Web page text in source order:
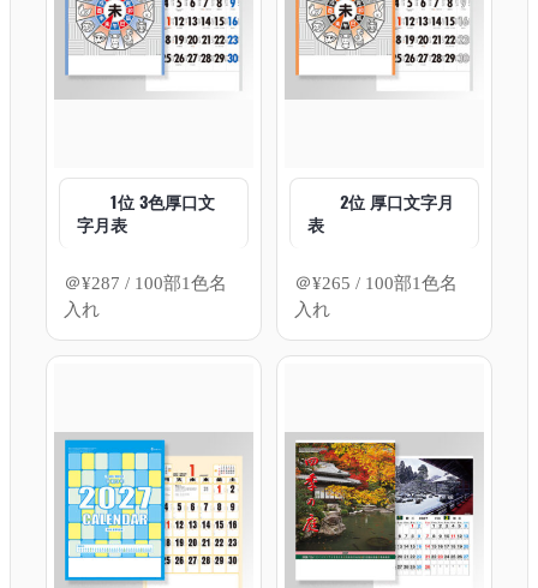
1位 3色厚口文
字月表
＠¥287 / 100部1色名
入れ
2位 厚口文字月
表
＠¥265 / 100部1色名
入れ